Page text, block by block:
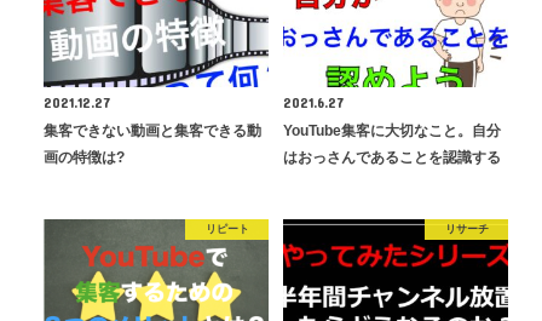
2021.12.27
集客できない動画と集客できる動
画の特徴は?
2021.6.27
YouTube集客に大切なこと。自分
はおっさんであることを認識する
リピート リサーチ